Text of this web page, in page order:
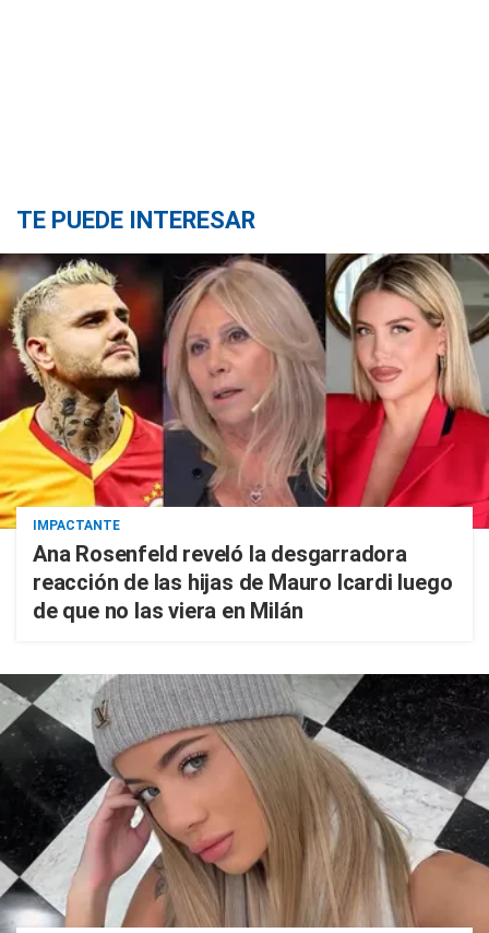
TE PUEDE INTERESAR
IMPACTANTE
Ana Rosenfeld reveló la desgarradora
reacción de las hijas de Mauro Icardi luego
de que no las viera en Milán